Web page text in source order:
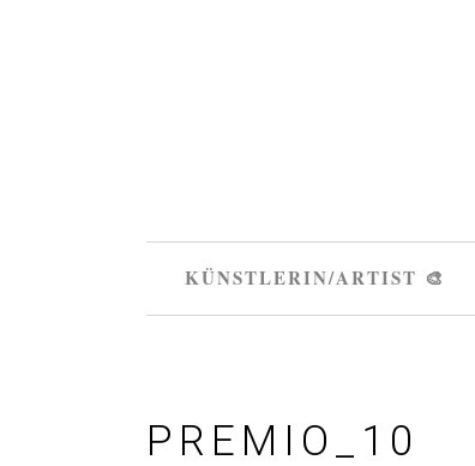
KÜNSTLERIN/ARTIST 🎨
PREMIO_10